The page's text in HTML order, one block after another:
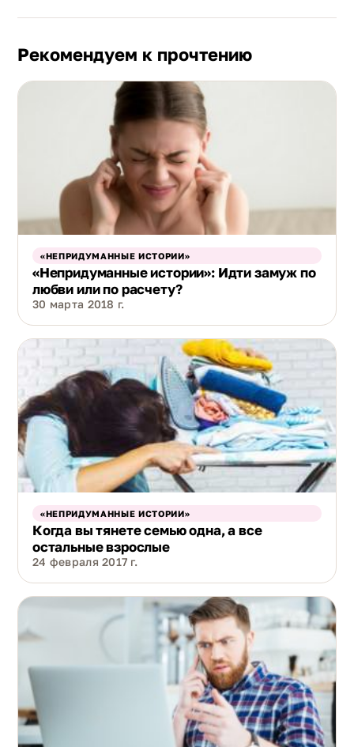
Рекомендуем к прочтению
«НЕПРИДУМАННЫЕ ИСТОРИИ»
«Непридуманные истории»: Идти замуж по
любви или по расчету?
30 марта 2018 г.
«НЕПРИДУМАННЫЕ ИСТОРИИ»
Когда вы тянете семью одна, а все
остальные взрослые
24 февраля 2017 г.